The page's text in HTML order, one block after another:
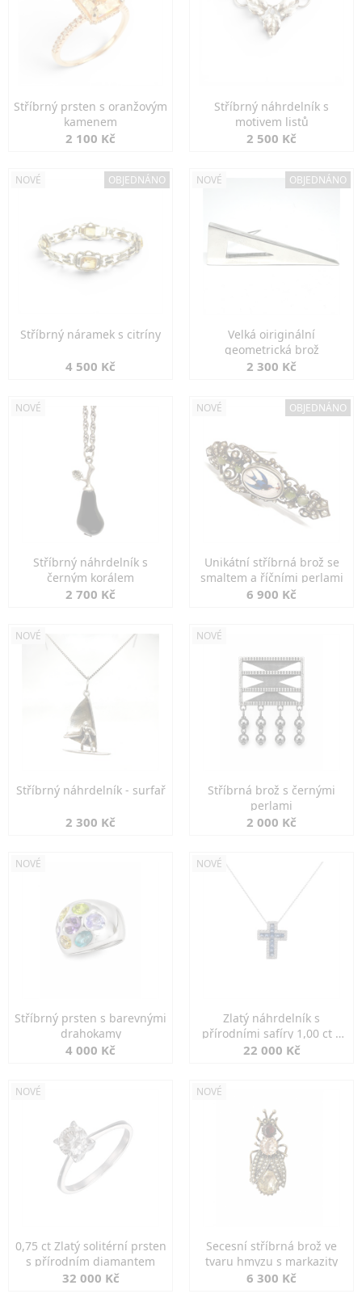
Stříbrný prsten s oranžovým
kamenem
2 100 Kč
Stříbrný náhrdelník s
motivem listů
2 500 Kč
NOVÉ OBJEDNÁNO
Stříbrný náramek s citríny
4 500 Kč
NOVÉ OBJEDNÁNO
Velká oiriginální
geometrická brož
2 300 Kč
NOVÉ
Stříbrný náhrdelník s
černým korálem
2 700 Kč
NOVÉ OBJEDNÁNO
Unikátní stříbrná brož se
smaltem a říčními perlami
6 900 Kč
NOVÉ
Stříbrný náhrdelník - surfař
2 300 Kč
NOVÉ
Stříbrná brož s černými
perlami
2 000 Kč
NOVÉ
Stříbrný prsten s barevnými
drahokamy
4 000 Kč
NOVÉ
Zlatý náhrdelník s
přírodními safíry 1,00 ct a
diamanty
22 000 Kč
NOVÉ
0,75 ct Zlatý solitérní prsten
s přírodním diamantem
32 000 Kč
NOVÉ
Secesní stříbrná brož ve
tvaru hmyzu s markazity
6 300 Kč